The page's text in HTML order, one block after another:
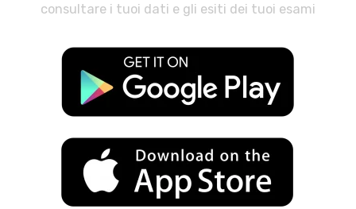
consultare i tuoi dati e gli esiti dei tuoi esami